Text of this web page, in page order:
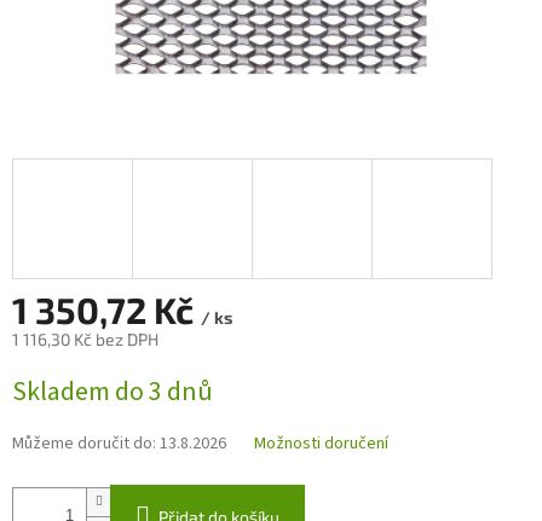
1 350,72 Kč / ks
1 116,30 Kč bez DPH
cena:
Skladem do 3 dnů
Můžeme doručit do: 13.8.2026 Možnosti doručení